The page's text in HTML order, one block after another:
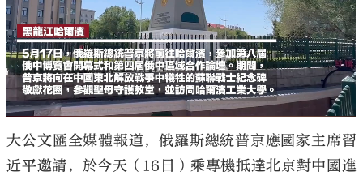
大公文匯全媒體報道，俄羅斯總統普京應國家主席習
近平邀請，於今天（16日）乘專機抵達北京對中國進